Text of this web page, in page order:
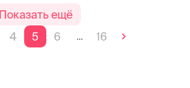
Показать ещё
4 5 6 ... 16